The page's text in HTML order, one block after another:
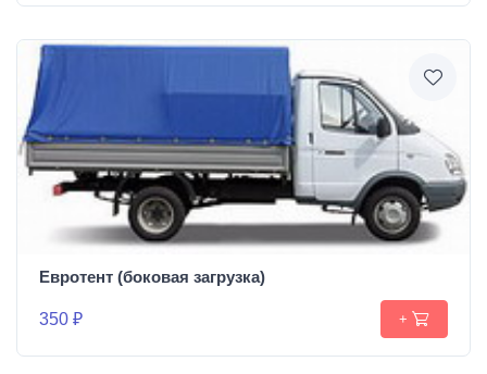
Евротент (боковая загрузка)
350 ₽ +